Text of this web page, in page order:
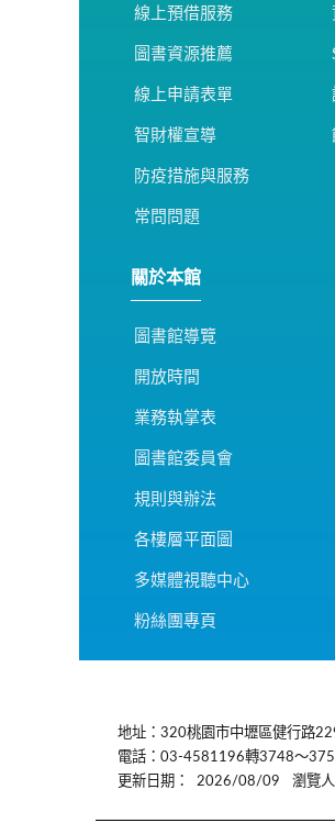
線上預借服務
圖書資源推薦
線上申請表單
智財權宣導
防疫措施與服務
常問問題
關於本館
圖書館導覽
開放時間
業務執掌表
圖書館委員會
規則與辦法
各樓層平面圖
多媒體視聽中心
粉絲團專頁
地址：320桃園市中壢區健行路
電話：03-4581196轉3748～
更新日期：
2026/08/09 瀏覽